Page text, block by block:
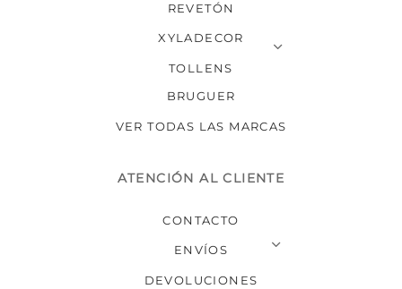
REVETÓN
XYLADECOR
TOLLENS
BRUGUER
VER TODAS LAS MARCAS
ATENCIÓN AL CLIENTE
CONTACTO
ENVÍOS
DEVOLUCIONES